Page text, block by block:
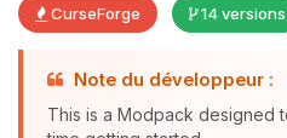
CurseForge 14 versions
Note du développeur :
This is a Modpack designed